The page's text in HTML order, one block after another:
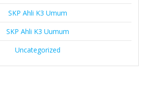
SKP Ahli K3 Umum
SKP Ahli K3 Uumum
Uncategorized